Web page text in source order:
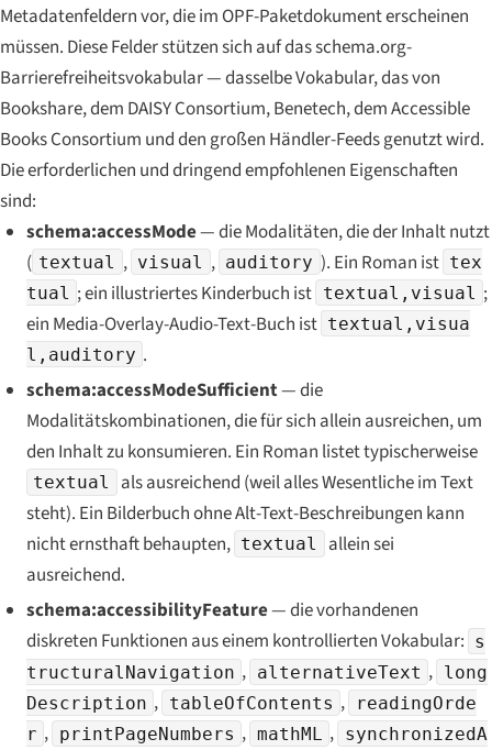
Metadatenfeldern vor, die im OPF-Paketdokument erscheinen
müssen. Diese Felder stützen sich auf das schema.org-
Barrierefreiheitsvokabular — dasselbe Vokabular, das von
Bookshare, dem DAISY Consortium, Benetech, dem Accessible
Books Consortium und den großen Händler-Feeds genutzt wird.
Die erforderlichen und dringend empfohlenen Eigenschaften
sind:
schema:accessMode— die Modalitäten, die der Inhalt nutzt
( textual , visual , auditory ). Ein Roman ist tex
tual ; ein illustriertes Kinderbuch ist textual,visual ;
ein Media-Overlay-Audio-Text-Buch ist textual,visua
l,auditory .
schema:accessModeSufficient— die
Modalitätskombinationen, die für sich allein ausreichen, um
den Inhalt zu konsumieren. Ein Roman listet typischerweise
textual
als ausreichend (weil alles Wesentliche im Text
steht). Ein Bilderbuch ohne Alt-Text-Beschreibungen kann
nicht ernsthaft behaupten, textual
allein sei
ausreichend.
schema:accessibilityFeature— die vorhandenen
diskreten Funktionen aus einem kontrollierten Vokabular: s
tructuralNavigation , alternativeText , long
Description , tableOfContents ,
readingOrde
r , printPageNumbers , mathML , synchronizedA